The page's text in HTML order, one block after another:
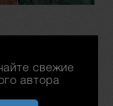
свежие
автора